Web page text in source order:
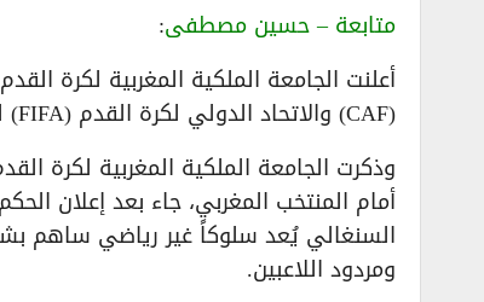
متابعة – حسين مصطفى:
أعلنت الجامعة الملكية المغربية لكرة
(CAF) والاتحاد الدولي لكرة القدم (FIFA) للبت في أحداث المباراة النهائية لكأس أمم إفريقيا.
وذكرت الجامعة الملكية المغربية لكرة
أمام المنتخب المغربي، جاء بعد إعلان
السنغالي يُعد سلوكاً غير رياضي ساهم
ومردود اللاعبين.